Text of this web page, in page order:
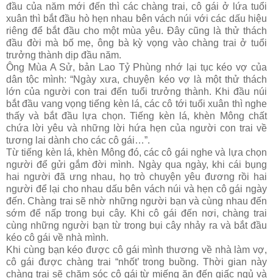
đầu của năm mới đến thì các chàng trai, cô gái ở lứa tuổi
xuân thì bắt đầu hò hẹn nhau bên vách núi với các dấu hiệu
riêng để bắt đầu cho một mùa yêu. Đây cũng là thử thách
đầu đời mà bố mẹ, ông bà kỳ vọng vào chàng trai ở tuổi
trưởng thành dịp đầu năm.
Ông Mùa A Sử, bản Lao Tỷ Phùng nhớ lại tục kéo vợ của
dân tộc mình: “Ngày xưa, chuyện kéo vợ là một thử thách
lớn của người con trai đến tuổi trưởng thành. Khi đầu núi
bắt đầu vang vọng tiếng kèn lá, các cô tới tuổi xuân thì nghe
thấy và bắt đầu lựa chọn. Tiếng kèn lá, khèn Mông chất
chứa lời yêu và những lời hứa hẹn của người con trai về
tương lai dành cho các cô gái…”.
Từ tiếng kèn lá, khèn Mông đó, các cô gái nghe và lựa chọn
người để gửi gắm đời mình. Ngày qua ngày, khi cái bụng
hai người đã ưng nhau, họ trò chuyện yêu đương rồi hai
người để lại cho nhau dấu bên vách núi và hẹn cô gái ngày
đến. Chàng trai sẽ nhờ những người bạn và cùng nhau đến
sớm để nấp trong bụi cây. Khi cô gái đến nơi, chàng trai
cùng những người bạn từ trong bụi cây nhảy ra và bắt đầu
kéo cô gái về nhà mình.
Khi cùng bạn kéo được cô gái mình thương về nhà làm vợ,
cô gái được chàng trai “nhốt’ trong buồng. Thời gian này
chàng trai sẽ chăm sóc cô gái từ miếng ăn đến giấc ngủ và